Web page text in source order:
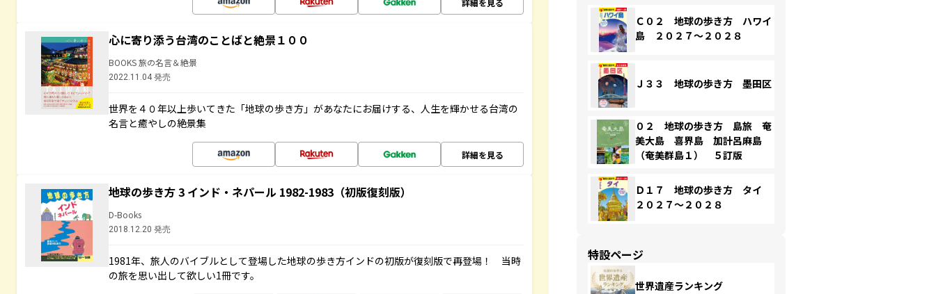
心に寄り添う台湾のことばと絶景１００
BOOKS 旅の名言＆絶景
2022.11.04 発売
世界を４０年以上歩いてきた「地球の歩き方」があなたにお届けする、人生を輝かせる台湾の
名言と癒やしの絶景集
詳細を見る
地球の歩き方 3 インド・ネパール 1982-1983（初版復刻版）
D-Books
2018.12.20 発売
1981年、旅人のバイブルとして登場した地球の歩き方インドの初版が復刻版で再登場！ 当時
の旅を思い出して欲しい1冊です。
Ｃ０２ 地球の歩き方 ハワイ
島 ２０２７～２０２８
Ｊ３３ 地球の歩き方 墨田区
０２ 地球の歩き方 島旅 奄
美大島 喜界島 加計呂麻島
（奄美群島１） ５訂版
Ｄ１７ 地球の歩き方 タイ
２０２７～２０２８
特設ページ
世界遺産ランキング